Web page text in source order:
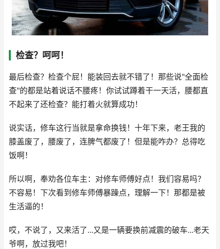
检查？呵呵！
最后检查？检查个屁！能装回去就不错了！那些说"全面检
查"的都是站着说话不腰疼！你试试蹲着干一天活，腰都直
不起来了还检查？能打着火就算成功！
说实话，修车这行当就是拿命换钱！十年下来，老王我的
膝盖废了，腰废了，连脾气都废了！但是能咋办？总得吃
饭啊！
所以啊，奉劝各位车主：对修车师傅好点！我们容易吗？
不容易！下次看到修车师傅暴躁点，理解一下！那都是被
生活逼的！
哎，不说了，又来活了...又是一辆要换前减震的破车...老天
爷啊，放过我吧！